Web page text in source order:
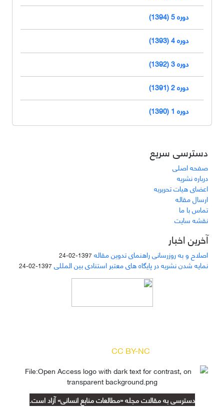
دوره 5 (1394)
دوره 4 (1393)
دوره 3 (1392)
دوره 2 (1391)
دوره 1 (1390)
دسترسی سریع
صفحه اصلی
درباره نشریه
اعضای هیات تحریریه
ارسال مقاله
تماس با ما
نقشه سایت
آخرین اخبار
اصلاح و به روزرسانی راهنمای تدوین مقاله 1397-02-24
نمایه شدن نشریه در پایگاه های معتبر استنادی بین المللی 1397-02-24
CC BY-NC
دسترسی به مقالات مجله «مطالعات منابع انسانی» آزاد است.